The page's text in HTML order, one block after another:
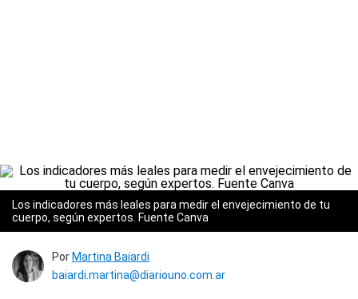
Los indicadores más leales para medir el envejecimiento de tu
cuerpo, según expertos. Fuente Canva
Por Martina Baiardi
baiardi.martina@diariouno.com.ar